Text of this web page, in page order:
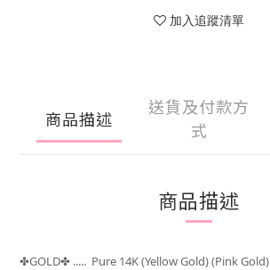
加入追蹤清單
商品描述
送貨及付款方
式
商品描述
✤GOLD✤ ..... Pure 14K (Yellow Gold) (Pink Gold)